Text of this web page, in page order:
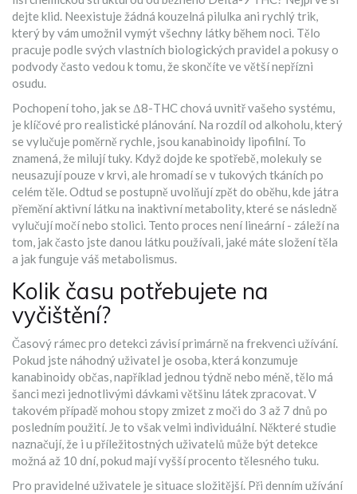
dejte klid. Neexistuje žádná kouzelná pilulka ani rychlý trik,
který by vám umožnil vymýt všechny látky během noci. Tělo
pracuje podle svých vlastních biologických pravidel a pokusy o
podvody často vedou k tomu, že skončíte ve větší nepřízni
osudu.
Pochopení toho, jak se Δ8-THCchová uvnitř vašeho systému,
je klíčové pro realistické plánování. Na rozdíl od alkoholu, který
se vylučuje poměrně rychle, jsou kanabinoidy lipofilní. To
znamená, že milují tuky. Když dojde ke spotřebě, molekuly se
neusazují pouze v krvi, ale hromadí se v tukových tkáních po
celém těle. Odtud se postupně uvolňují zpět do oběhu, kde játra
přemění aktivní látku na inaktivní metabolity, které se následně
vylučují močí nebo stolici. Tento proces není lineární - záleží na
tom, jak často jste danou látku používali, jaké máte složení těla
a jak funguje váš metabolismus.
Kolik času potřebujete na
vyčištění?
Časový rámec pro detekci závisí primárně na frekvenci užívání.
Pokud jste náhodný uživatel je osoba, která konzumuje
kanabinoidy občas, například jednou týdně nebo méně, tělo má
šanci mezi jednotlivými dávkami většinu látek zpracovat. V
takovém případě mohou stopy zmizet z moči do 3 až 7 dnů po
posledním použití. Je to však velmi individuální. Některé studie
naznačují, že i u příležitostných uživatelů může být detekce
možná až 10 dní, pokud mají vyšší procento tělesného tuku.
Pro pravidelné uživatele je situace složitější. Při denním užívání